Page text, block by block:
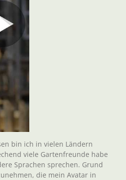
bin ich in vielen Ländern
viele Gartenfreunde habe
Sprachen sprechen. Grund
die mein Avatar in